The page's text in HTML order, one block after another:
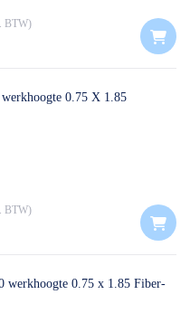
BTW
0.75 X 1.85
BTW
werkhoogte 0.75 x 1.85 Fiber-